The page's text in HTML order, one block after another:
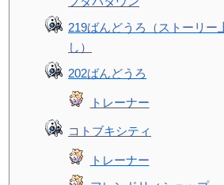
219ばんどうろ（ストーリー
し）
202ばんどうろ
トレーナー
コトブキシティ
トレーナー